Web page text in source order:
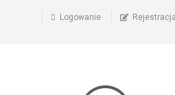
Logowanie Rejestracja